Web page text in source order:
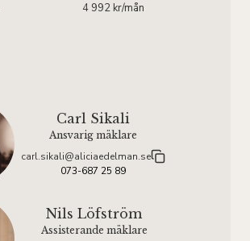
4 992 kr/mån
Carl Sikali
Ansvarig mäklare
carl.sikali@aliciaedelman.se
073-687 25 89
Nils Löfström
Assisterande mäklare